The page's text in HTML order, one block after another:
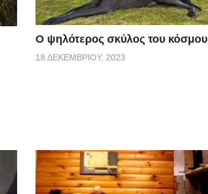
Ο ψηλότερος σκύλος του κόσμου
18 ΔΕΚΕΜΒΡΊΟΥ, 2023